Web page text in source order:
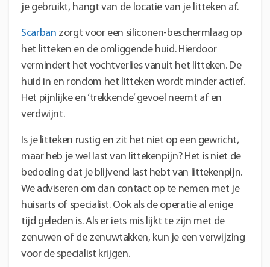
je gebruikt, hangt van de locatie van je litteken af.
Scarban zorgt voor een siliconen-beschermlaag op
het litteken en de omliggende huid. Hierdoor
vermindert het vochtverlies vanuit het litteken. De
huid in en rondom het litteken wordt minder actief.
Het pijnlijke en ‘trekkende’ gevoel neemt af en
verdwijnt.
Is je litteken rustig en zit het niet op een gewricht,
maar heb je wel last van littekenpijn? Het is niet de
bedoeling dat je blijvend last hebt van littekenpijn.
We adviseren om dan contact op te nemen met je
huisarts of specialist. Ook als de operatie al enige
tijd geleden is. Als er iets mis lijkt te zijn met de
zenuwen of de zenuwtakken, kun je een verwijzing
voor de specialist krijgen.